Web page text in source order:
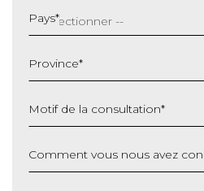
slash
MM
AAAA
Pays*
Province*
Motif de la consultation*
Comment vous nous avez